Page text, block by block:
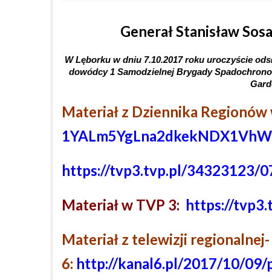
Generał Stanisław
W Lęborku w dniu 7.10.2017 roku uroczyście
dowódcy 1 Samodzielnej Brygady
Materiał z Dziennika Regionów
https://tvp3.tvp.pl/34323123/
Materiał w TVP 3: https://
Materiał z telewizji regionalnej-
6: http://kanal6.pl/2017/10/09/